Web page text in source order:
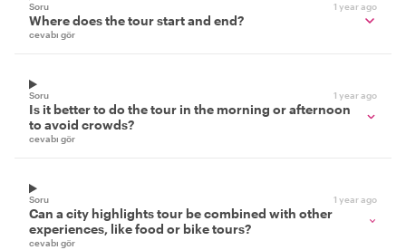
Soru 1 year ago
Where does the tour start and end?
cevabı gör
Soru 1 year ago
Is it better to do the tour in the morning or afternoon
to avoid crowds?
cevabı gör
Soru 1 year ago
Can a city highlights tour be combined with other
experiences, like food or bike tours?
cevabı gör